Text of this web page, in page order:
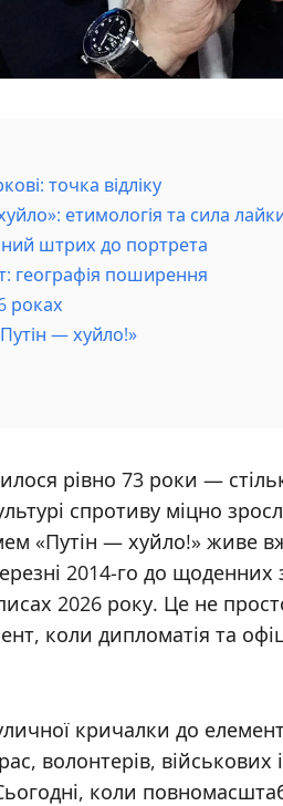
точка відліку
етимологія та сила
штрих до портрета
географія поширення
роках
— хуйло!»
рівно 73 роки —
спротиву міцно
«Путін — хуйло!» живе
2014-го до
2026 року. Це не
коли дипломатія та
кричалки до
волонтерів,
коли